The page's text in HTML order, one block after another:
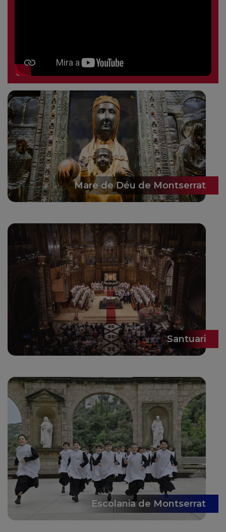
Mare de Déu de Montserrat
Santuari
Escolania de Montserrat